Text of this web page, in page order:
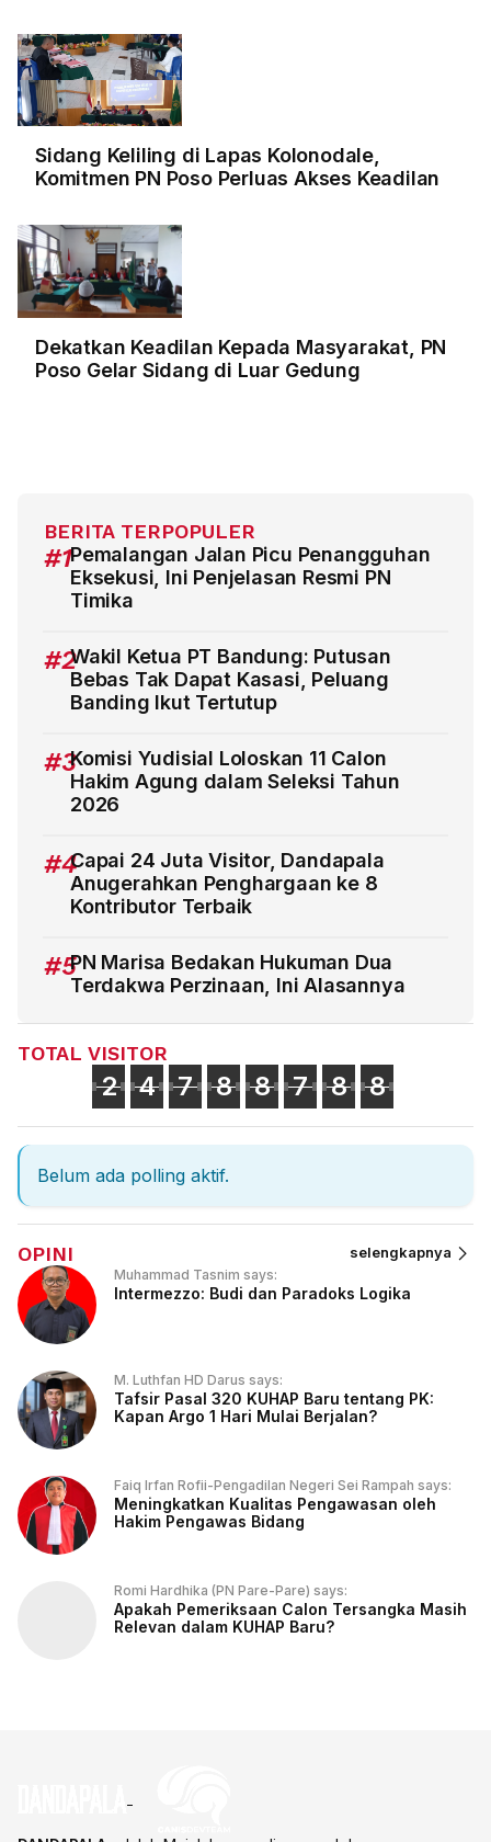
Sidang Keliling di Lapas Kolonodale,
Komitmen PN Poso Perluas Akses Keadilan
Dekatkan Keadilan Kepada Masyarakat, PN
Poso Gelar Sidang di Luar Gedung
BERITA TERPOPULER
#1Pemalangan Jalan Picu Penangguhan
Eksekusi, Ini Penjelasan Resmi PN
Timika
#2Wakil Ketua PT Bandung: Putusan
Bebas Tak Dapat Kasasi, Peluang
Banding Ikut Tertutup
#3Komisi Yudisial Loloskan 11 Calon
Hakim Agung dalam Seleksi Tahun
2026
#4Capai 24 Juta Visitor, Dandapala
Anugerahkan Penghargaan ke 8
Kontributor Terbaik
#5PN Marisa Bedakan Hukuman Dua
Terdakwa Perzinaan, Ini Alasannya
TOTAL VISITOR
2 4 7 8 8 7 8 8
Belum ada polling aktif.
OPINI selengkapnya
Muhammad Tasnim says:
Intermezzo: Budi dan Paradoks Logika
M. Luthfan HD Darus says:
Tafsir Pasal 320 KUHAP Baru tentang PK:
Kapan Argo 1 Hari Mulai Berjalan?
Faiq Irfan Rofii-Pengadilan Negeri Sei Rampah says:
Meningkatkan Kualitas Pengawasan oleh
Hakim Pengawas Bidang
Romi Hardhika (PN Pare-Pare) says:
Apakah Pemeriksaan Calon Tersangka Masih
Relevan dalam KUHAP Baru?